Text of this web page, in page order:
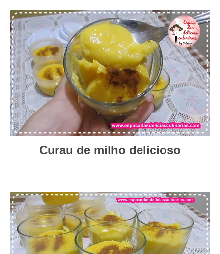
Curau de milho delicioso